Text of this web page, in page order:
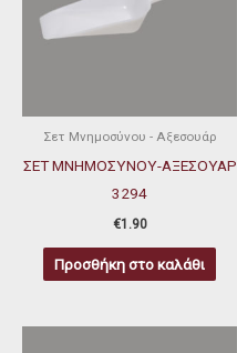
Σετ Μνημοσύνου - Αξεσουάρ
ΣΕΤ ΜΝΗΜΟΣΥΝΟΥ-ΑΞΕΣΟΥΑΡ
3294
€1.90
Προσθήκη στο καλάθι